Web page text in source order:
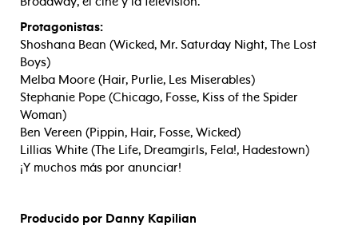
Protagonistas:
Shoshana Bean (Wicked, Mr. Saturday Night, The Lost
Boys)
Melba Moore (Hair, Purlie, Les Miserables)
Stephanie Pope (Chicago, Fosse, Kiss of the Spider
Woman)
Ben Vereen (Pippin, Hair, Fosse, Wicked)
Lillias White (The Life, Dreamgirls, Fela!, Hadestown)
¡Y muchos más por anunciar!
Producido por Danny Kapilian